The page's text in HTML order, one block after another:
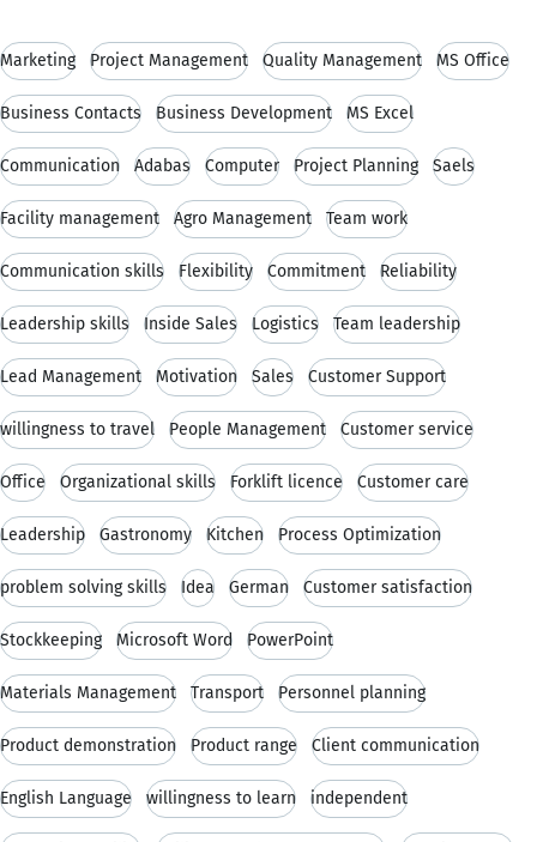
Marketing Project Management Quality Management MS Office
Business Contacts Business Development MS Excel
Communication Adabas Computer Project Planning Saels
Facility management Agro Management Team work
Communication skills Flexibility Commitment Reliability
Leadership skills Inside Sales Logistics Team leadership
Lead Management Motivation Sales Customer Support
willingness to travel People Management Customer service
Office Organizational skills Forklift licence Customer care
Leadership Gastronomy Kitchen Process Optimization
problem solving skills Idea German Customer satisfaction
Stockkeeping Microsoft Word PowerPoint
Materials Management Transport Personnel planning
Product demonstration Product range Client communication
English Language willingness to learn independent